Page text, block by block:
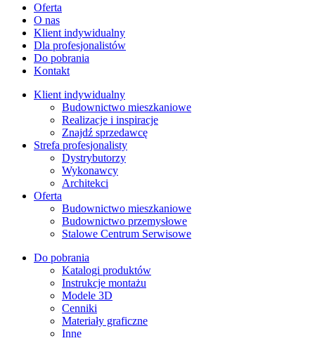
Oferta
O nas
Klient indywidualny
Dla profesjonalistów
Do pobrania
Kontakt
Klient indywidualny
Budownictwo mieszkaniowe
Realizacje i inspiracje
Znajdź sprzedawcę
Strefa profesjonalisty
Dystrybutorzy
Wykonawcy
Architekci
Oferta
Budownictwo mieszkaniowe
Budownictwo przemysłowe
Stalowe Centrum Serwisowe
Do pobrania
Katalogi produktów
Instrukcje montażu
Modele 3D
Cenniki
Materiały graficzne
Inne